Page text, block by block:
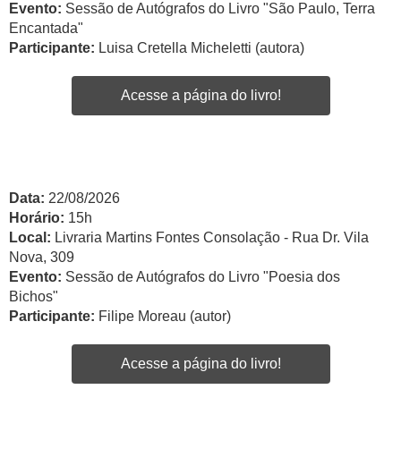
Evento: Sessão de Autógrafos do Livro "São Paulo, Terra
Encantada"
Participante: Luisa Cretella Micheletti (autora)
Acesse a página do livro!
Data: 22/08/2026
Horário: 15h
Local: Livraria Martins Fontes Consolação - Rua Dr. Vila
Nova, 309
Evento: Sessão de Autógrafos do Livro "Poesia dos
Bichos"
Participante: Filipe Moreau (autor)
Acesse a página do livro!